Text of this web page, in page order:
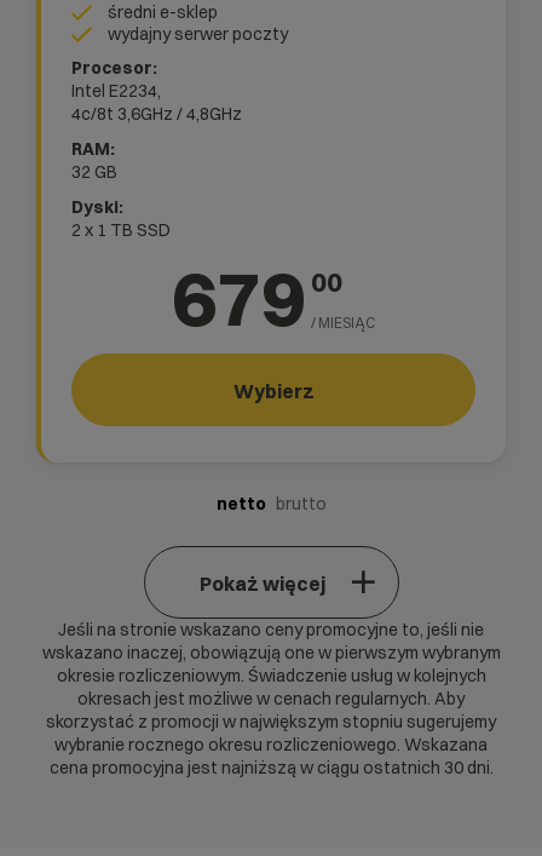
średni e-sklep
wydajny serwer poczty
Intel E2234,
4c/8t 3,6GHz / 4,8GHz
32 GB
2 x 1 TB SSD
679 00
/ MIESIĄC
Wybierz
netto brutto
Pokaż więcej
Jeśli na stronie wskazano ceny promocyjne to, jeśli nie
wskazano inaczej, obowiązują one w pierwszym wybranym
okresie rozliczeniowym. Świadczenie usług w kolejnych
okresach jest możliwe w cenach regularnych. Aby
skorzystać z promocji w największym stopniu sugerujemy
wybranie rocznego okresu rozliczeniowego. Wskazana
cena promocyjna jest najniższą w ciągu ostatnich 30 dni.